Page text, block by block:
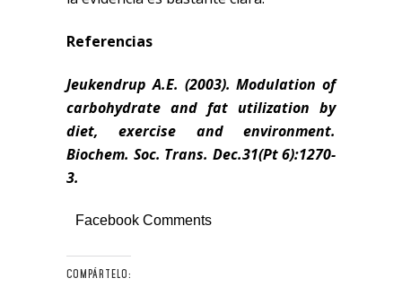
Referencias
Jeukendrup A.E. (2003). Modulation of
carbohydrate and fat utilization by
diet, exercise and environment.
Biochem. Soc. Trans. Dec.31(Pt 6):1270-
3.
Facebook Comments
COMPÁRTELO: